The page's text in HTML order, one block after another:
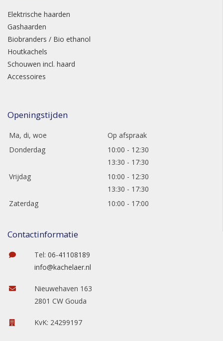
Elektrische haarden
Gashaarden
Biobranders / Bio ethanol
Houtkachels
Schouwen incl. haard
Accessoires
Openingstijden
Ma, di, woe
Op afspraak
Donderdag
10:00 - 12:30
13:30 - 17:30
Vrijdag
10:00 - 12:30
13:30 - 17:30
Zaterdag
10:00 - 17:00
Contactinformatie
Tel: 06-41108189
info@kachelaer.nl
Nieuwehaven 163
2801 CW Gouda
KvK: 24299197